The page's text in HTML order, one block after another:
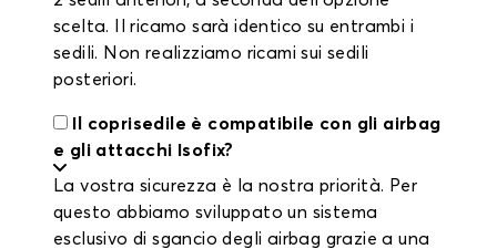
scelta. Il ricamo sarà identico su entrambi i
sedili. Non realizziamo ricami sui sedili
posteriori.
Il coprisedile è compatibile con gli airbag
e gli attacchi Isofix?
La vostra sicurezza è la nostra priorità. Per
questo abbiamo sviluppato un sistema
esclusivo di sgancio degli airbag grazie a una